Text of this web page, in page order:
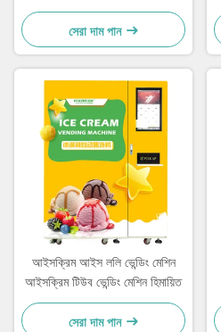
ভেন্ডিং মেশিন
সেরা দাম পান
আইসক্রিম আইস ললি ভেন্ডিং মেশিন
আইসক্রিম টিউব ভেন্ডিং মেশিন হিমায়িত
সেরা দাম পান